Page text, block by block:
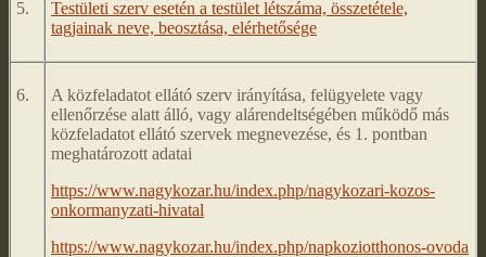
5.
Testületi szerv esetén a testület létszáma, összetétele,
tagjainak neve, beosztása, elérhetősége
6.
A közfeladatot ellátó szerv irányítása, felügyelete vagy
ellenőrzése alatt álló, vagy alárendeltségében működő más
közfeladatot ellátó szervek megnevezése, és 1. pontban
meghatározott adatai
https://www.nagykozar.hu/index.php/nagykozari-kozos-
onkormanyzati-hivatal
https://www.nagykozar.hu/index.php/napkoziotthonos-ovoda